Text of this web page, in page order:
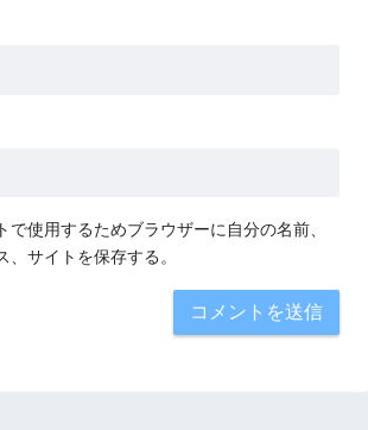
で使用するためブラウザーに自分の名前、
、サイトを保存する。